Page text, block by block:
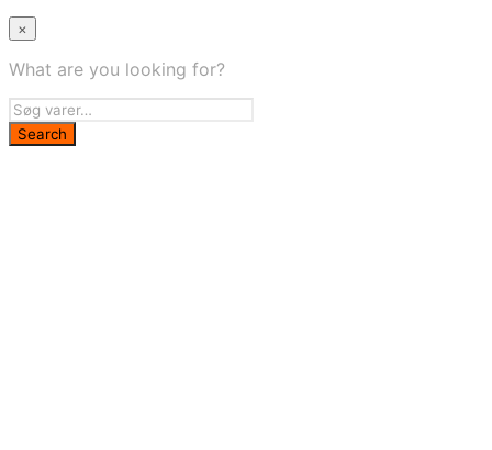
×
What are you looking for?